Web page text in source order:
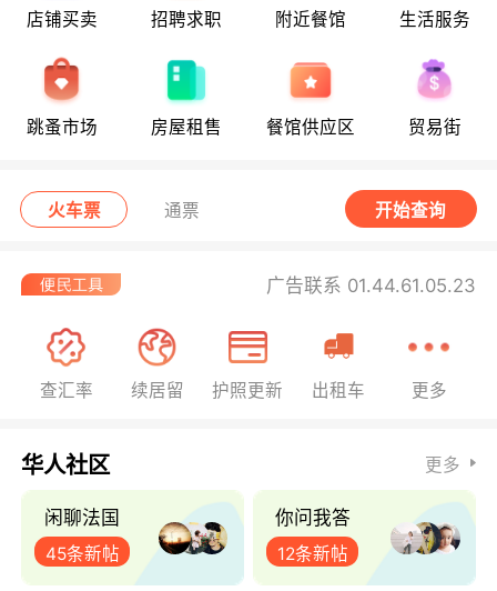
店铺买卖 招聘求职 附近餐馆 生活服务
跳蚤市场 房屋租售 餐馆供应区 贸易街
火车票 通票 开始查询
广告联系 01.44.61.05.23
查汇率 续居留 护照更新 出租车 更多
华人社区 更多
闲聊法国
45条新帖
你问我答
12条新帖